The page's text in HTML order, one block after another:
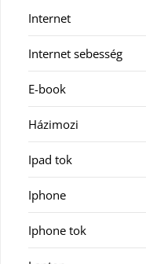
Internet
Internet sebesség
E-book
Házimozi
Ipad tok
Iphone
Iphone tok